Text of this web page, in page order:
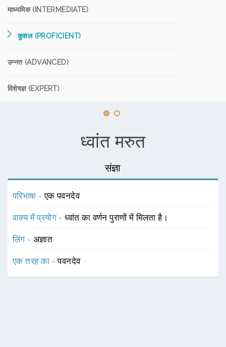
माध्यमिक (INTERMEDIATE)
कुशल (PROFICIENT)
उन्नत (ADVANCED)
विशेषज्ञ (EXPERT)
ध्वांत मरुत
संज्ञा
परिभाषा -एक पवनदेव
वाक्य में प्रयोग -ध्वांत का वर्णन पुराणों में मिलता है।
लिंग - अज्ञात
एक तरह का -पवनदेव